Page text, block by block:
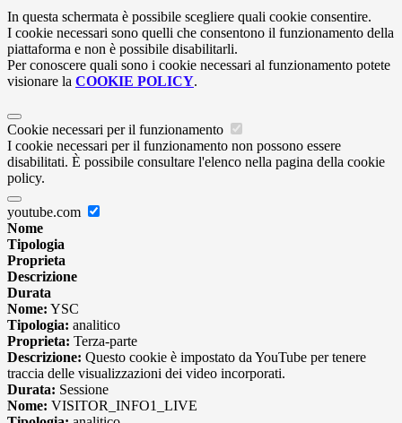
In questa schermata è possibile scegliere quali cookie consentire.
I cookie necessari sono quelli che consentono il funzionamento della
piattaforma e non è possibile disabilitarli.
Per conoscere quali sono i cookie necessari al funzionamento potete
visionare la COOKIE POLICY.
Cookie necessari per il funzionamento
I cookie necessari per il funzionamento non possono essere
disabilitati. È possibile consultare l'elenco nella pagina della cookie
policy.
youtube.com
Nome
Tipologia
Proprieta
Descrizione
Durata
Nome: YSC
Tipologia: analitico
Proprieta: Terza-parte
Descrizione: Questo cookie è impostato da YouTube per tenere
traccia delle visualizzazioni dei video incorporati.
Durata: Sessione
Nome: VISITOR_INFO1_LIVE